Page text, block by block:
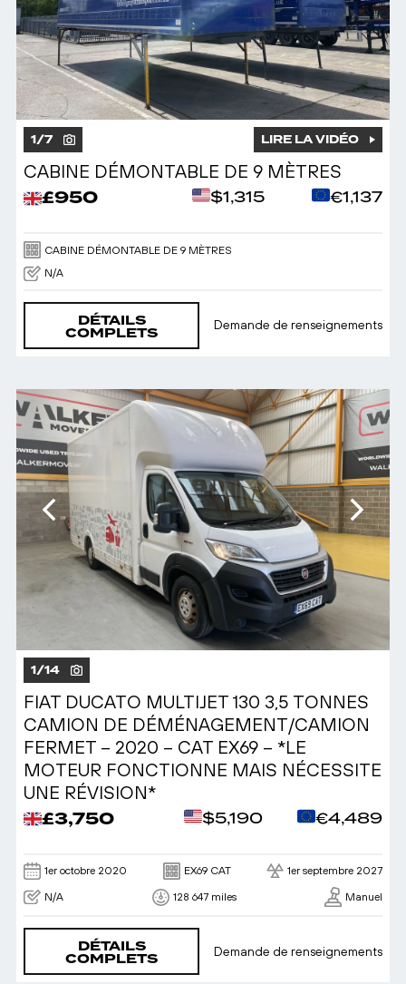
1/7 LIRE LA VIDÉO
CABINE DÉMONTABLE DE 9 MÈTRES
£950 $1,315 €1,137
CABINE DÉMONTABLE DE 9 MÈTRES
N/A
DÉTAILS
COMPLETS Demande de renseignements
1/14
FIAT DUCATO MULTIJET 130 3,5 TONNES
CAMION DE DÉMÉNAGEMENT/CAMION
FERMET – 2020 – CAT EX69 – *LE
MOTEUR FONCTIONNE MAIS NÉCESSITE
UNE RÉVISION*
£3,750 $5,190 €4,489
1er octobre 2020 EX69 CAT 1er septembre 2027
N/A 128 647 miles Manuel
DÉTAILS
COMPLETS Demande de renseignements